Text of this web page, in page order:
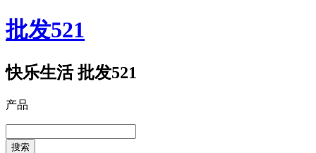
批发521
快乐生活 批发521
产品
搜索